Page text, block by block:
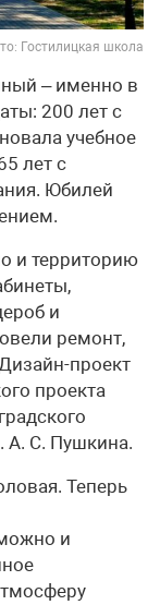
Гостилицкая школа
– именно в
200 лет с
учебное
лет с
Юбилей
и территорию
и
ремонт,
проект
проекта
А. С. Пушкина.
Теперь
и